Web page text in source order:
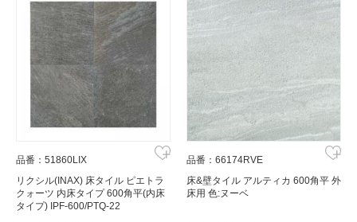
品番：51860LIX
リクシル(INAX) 床タイル ピエトラ
クォーツ 内床タイプ 600角平(内床
タイプ) IPF-600/PTQ-22
品番：66174RVE
床&壁タイル アルティカ 600角平 外
床用 色:ヌーベ